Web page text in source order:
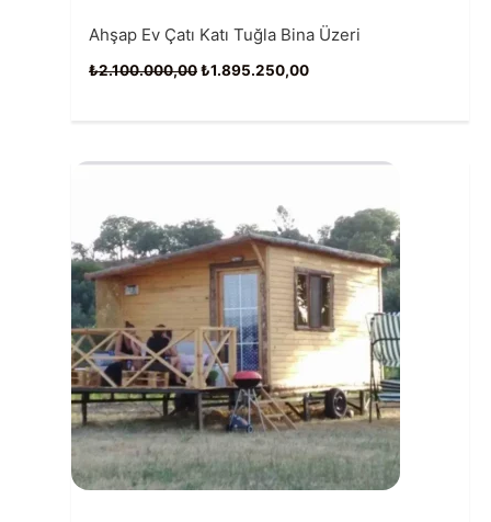
Ahşap Ev Çatı Katı Tuğla Bina Üzeri
₺2.100.000,00Orijinal
fiyat:
₺1.895.250,00Şu